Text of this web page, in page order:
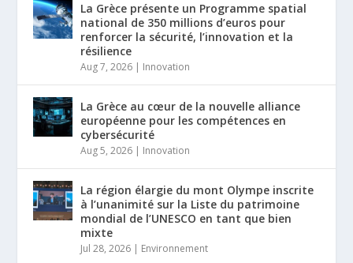
La Grèce présente un Programme spatial
national de 350 millions d’euros pour
renforcer la sécurité, l’innovation et la
résilience
Aug 7, 2026 | Innovation
La Grèce au cœur de la nouvelle alliance
européenne pour les compétences en
cybersécurité
Aug 5, 2026 | Innovation
La région élargie du mont Olympe inscrite
à l’unanimité sur la Liste du patrimoine
mondial de l’UNESCO en tant que bien
mixte
Jul 28, 2026 | Environnement